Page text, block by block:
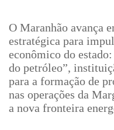
O Maranhão avança
estratégica para
econômico do
do petróleo”,
para a formação de
nas operações da
a nova fronteira